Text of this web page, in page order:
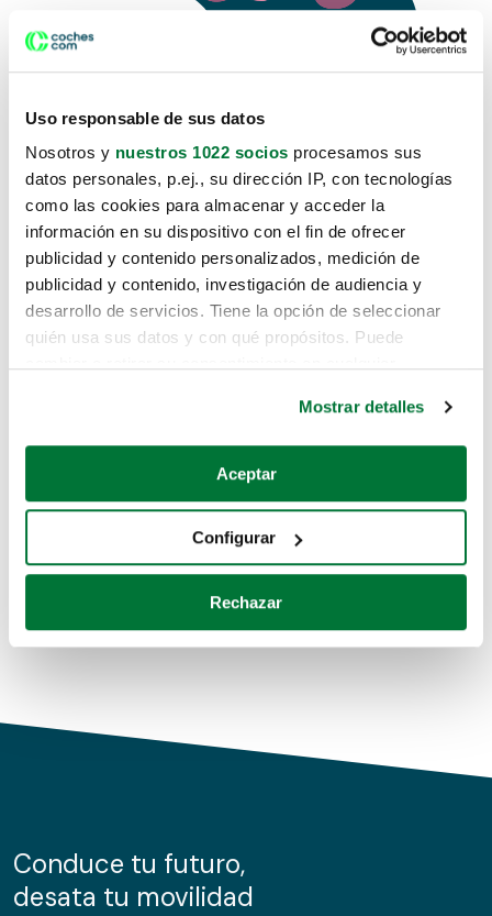
Uso responsable de sus datos
Nosotros y nuestros 1022 socios procesamos sus
datos personales, p.ej., su dirección IP, con tecnologías
como las cookies para almacenar y acceder la
información en su dispositivo con el fin de ofrecer
publicidad y contenido personalizados, medición de
publicidad y contenido, investigación de audiencia y
desarrollo de servicios. Tiene la opción de seleccionar
quién usa sus datos y con qué propósitos. Puede
Si lo permite, también quisiéramos:
Recopilar información sobre su ubicación geográfica
Identificar su dispositivo analizándolo activamente
para buscar características específicas (huellas
Obtenga más información sobre cómo se procesan sus
de cookies.
información sobre el uso que haga del sitio web con
nuestros partners de redes sociales, publicidad y análisis
Mostrar detalles
Aceptar
Configurar
Rechazar
Lo sentimos, no sabemos como
te hemos traido hasta aquí.
Pero puedes encontrar el coche que estás
buscando en alguno de estos enlaces:
Coches de segunda mano
Coches de km0
Conduce tu futuro,
desata tu movilidad